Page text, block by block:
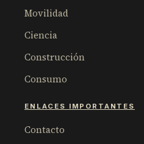
Movilidad
Ciencia
Construcción
Consumo
ENLACES IMPORTANTES
Contacto